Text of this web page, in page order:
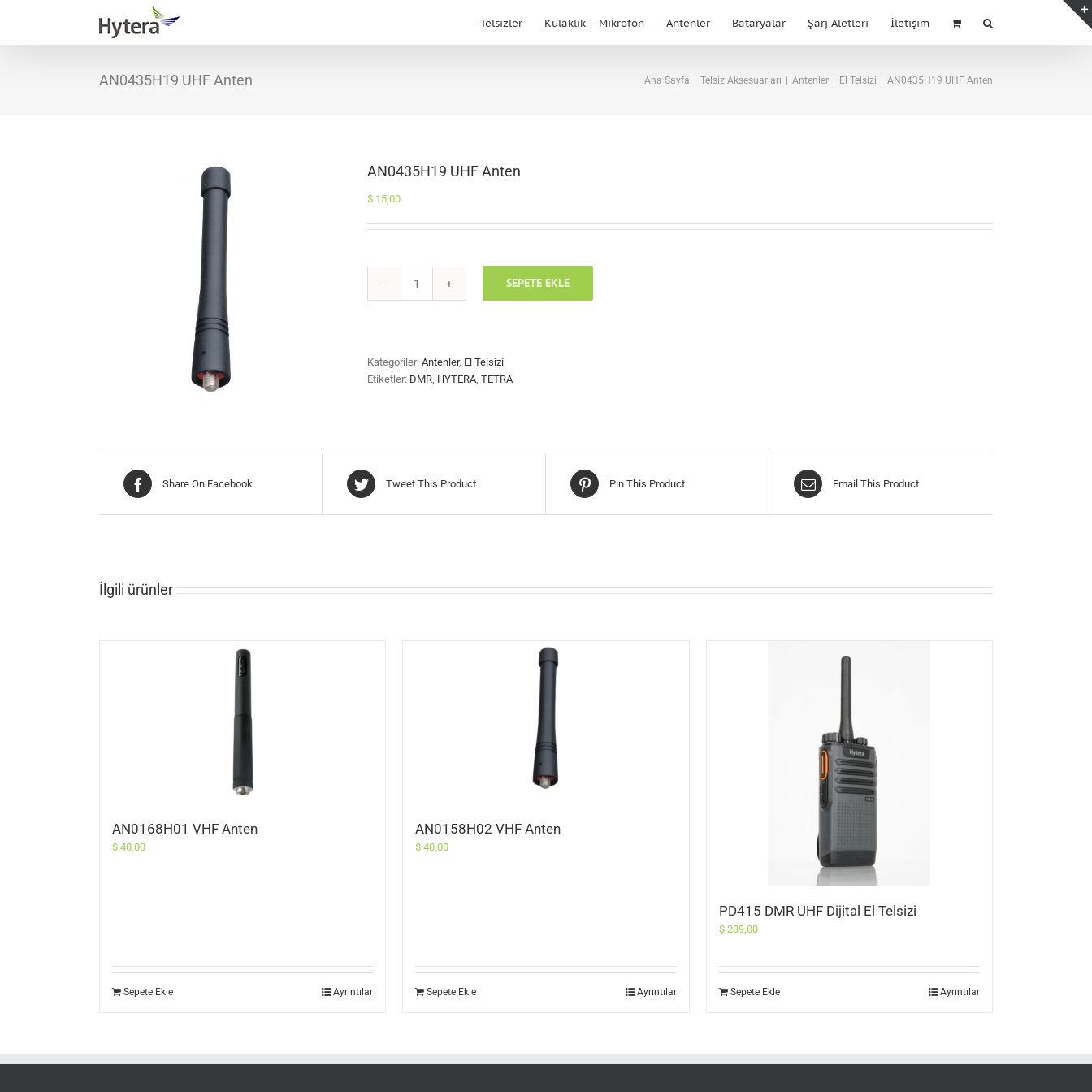
content
Telsizler Kulaklık – Mikrofon Antenler Bataryalar Şarj Aletleri İletişim
AN0435H19 UHF Anten Ana Sayfa | Telsiz Aksesuarları | Antenler | El Telsizi | AN0435H19 UHF Anten
AN0435H19 UHF Anten
$ 15,00
AN0435H19
SEPETE EKLE
Kategoriler: Antenler, El Telsizi
Etiketler: DMR, HYTERA, TETRA
Share On Facebook Tweet This Product Pin This Product Email This Product
İlgili ürünler
AN0168H01 VHF Anten
$ 40,00
Sepete Ekle Ayrıntılar
AN0158H02 VHF Anten
$ 40,00
Sepete Ekle Ayrıntılar
PD415 DMR UHF Dijital El Telsizi
$289,00
Sepete Ekle Ayrıntılar